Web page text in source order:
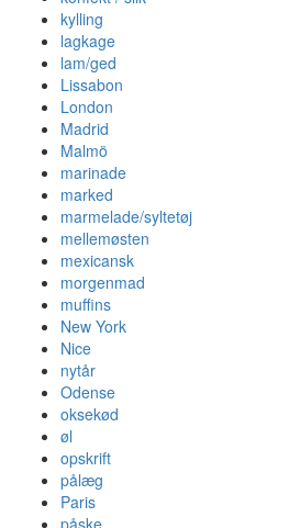
kylling
lagkage
lam/ged
Lissabon
London
Madrid
Malmö
marinade
marked
marmelade/syltetøj
mellemøsten
mexicansk
morgenmad
muffins
New York
Nice
nytår
Odense
oksekød
øl
opskrift
pålæg
Paris
påske